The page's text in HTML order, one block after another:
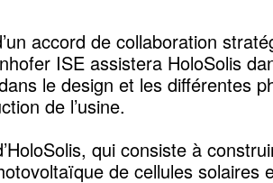
accord de collaboration
ISE assistera HoloSolis
le design et les différentes
de l’usine.
qui consiste à
de cellules solaires